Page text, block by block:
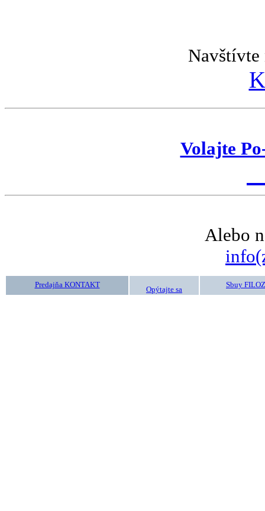
Navštívte
Volajte
Alebo
Predajňa KONTAKT
Opýtajte sa
Sbuy